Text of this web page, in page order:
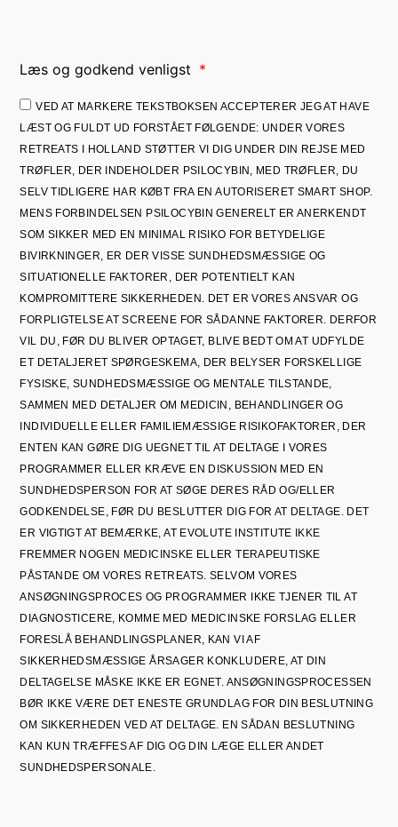
Læs og godkend venligst
VED AT MARKERE TEKSTBOKSEN ACCEPTERER JEG AT HAVE
LÆST OG FULDT UD FORSTÅET FØLGENDE: UNDER VORES
RETREATS I HOLLAND STØTTER VI DIG UNDER DIN REJSE MED
TRØFLER, DER INDEHOLDER PSILOCYBIN, MED TRØFLER, DU
SELV TIDLIGERE HAR KØBT FRA EN AUTORISERET SMART SHOP.
MENS FORBINDELSEN PSILOCYBIN GENERELT ER ANERKENDT
SOM SIKKER MED EN MINIMAL RISIKO FOR BETYDELIGE
BIVIRKNINGER, ER DER VISSE SUNDHEDSMÆSSIGE OG
SITUATIONELLE FAKTORER, DER POTENTIELT KAN
KOMPROMITTERE SIKKERHEDEN. DET ER VORES ANSVAR OG
FORPLIGTELSE AT SCREENE FOR SÅDANNE FAKTORER. DERFOR
VIL DU, FØR DU BLIVER OPTAGET, BLIVE BEDT OM AT UDFYLDE
ET DETALJERET SPØRGESKEMA, DER BELYSER FORSKELLIGE
FYSISKE, SUNDHEDSMÆSSIGE OG MENTALE TILSTANDE,
SAMMEN MED DETALJER OM MEDICIN, BEHANDLINGER OG
INDIVIDUELLE ELLER FAMILIEMÆSSIGE RISIKOFAKTORER, DER
ENTEN KAN GØRE DIG UEGNET TIL AT DELTAGE I VORES
PROGRAMMER ELLER KRÆVE EN DISKUSSION MED EN
SUNDHEDSPERSON FOR AT SØGE DERES RÅD OG/ELLER
GODKENDELSE, FØR DU BESLUTTER DIG FOR AT DELTAGE. DET
ER VIGTIGT AT BEMÆRKE, AT EVOLUTE INSTITUTE IKKE
FREMMER NOGEN MEDICINSKE ELLER TERAPEUTISKE
PÅSTANDE OM VORES RETREATS. SELVOM VORES
ANSØGNINGSPROCES OG PROGRAMMER IKKE TJENER TIL AT
DIAGNOSTICERE, KOMME MED MEDICINSKE FORSLAG ELLER
FORESLÅ BEHANDLINGSPLANER, KAN VI AF
SIKKERHEDSMÆSSIGE ÅRSAGER KONKLUDERE, AT DIN
DELTAGELSE MÅSKE IKKE ER EGNET. ANSØGNINGSPROCESSEN
BØR IKKE VÆRE DET ENESTE GRUNDLAG FOR DIN BESLUTNING
OM SIKKERHEDEN VED AT DELTAGE. EN SÅDAN BESLUTNING
KAN KUN TRÆFFES AF DIG OG DIN LÆGE ELLER ANDET
SUNDHEDSPERSONALE.